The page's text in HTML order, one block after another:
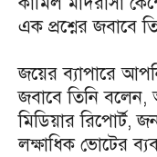
এক প্রশ্নের জবাবে
জয়ের ব্যাপারে
জবাবে তিনি বলেন,
মিডিয়ার রিপোর্ট,
লক্ষাধিক ভোটের